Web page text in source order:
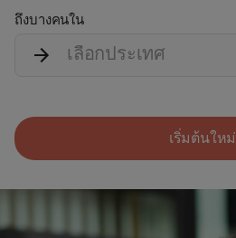
ถึงบางคนใน
เลือกประเทศ
เริ่มต้นใหม่